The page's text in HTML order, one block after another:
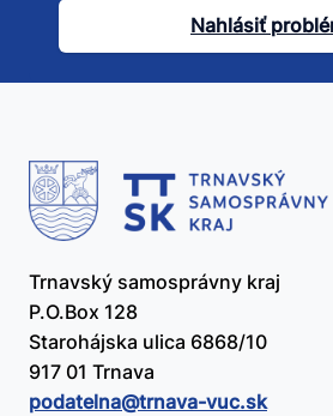
Nahlásiť
Trnavský samosprávny kraj
P.O.Box 128
Starohájska ulica 6868/10
917 01 Trnava
podatelna@​trnava-vuc.sk